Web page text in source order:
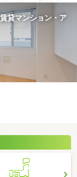
貸マンション・ア